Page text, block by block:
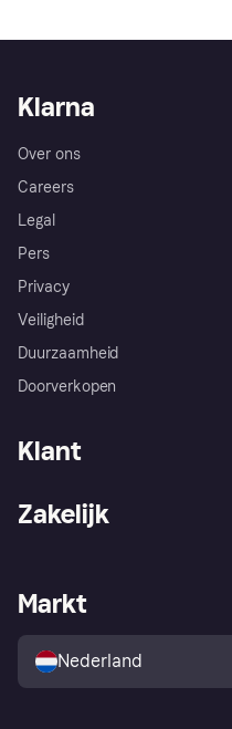
Klarna
Over ons
Careers
Legal
Pers
Privacy
Veiligheid
Duurzaamheid
Doorverkopen
Klant
Winkeloverzicht
Kopersbescherming voor
consumenten
Zakelijk
Zakelijke login
Markt
Nederland